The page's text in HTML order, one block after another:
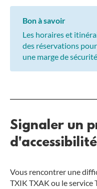
Bon à savoir
Les horaires et
des réservations
une marge de
Signaler un
d'accessibilité
Vous rencontrer une
TXIK TXAK ou le service